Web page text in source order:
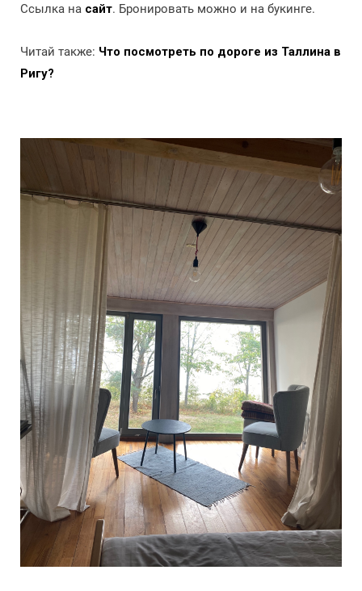
Ссылка на сайт. Бронировать можно и на букинге.
Читай также: Что посмотреть по дороге из Таллина в
Ригу?